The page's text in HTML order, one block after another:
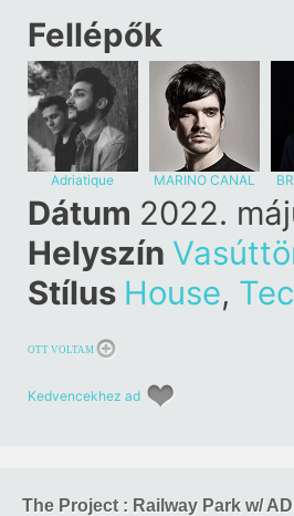
Fellépők
Adriatique MARINO CANAL
Dátum 2022.
Helyszín
Stílus House,
OTT VOLTAM
Kedvencekhez ad
The Project : Railway Park w/